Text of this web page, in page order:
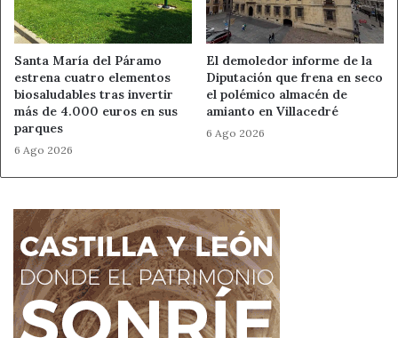
Santa María del Páramo
estrena cuatro elementos
biosaludables tras invertir
más de 4.000 euros en sus
parques
6 Ago 2026
El demoledor informe de la
Diputación que frena en seco
el polémico almacén de
amianto en Villacedré
6 Ago 2026